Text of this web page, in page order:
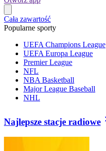
Cała zawartość
Popularne sporty
UEFA Champions League
UEFA Europa League
Premier League
NFL
NBA Basketball
Major League Baseball
NHL
Najlepsze stacje radiowe